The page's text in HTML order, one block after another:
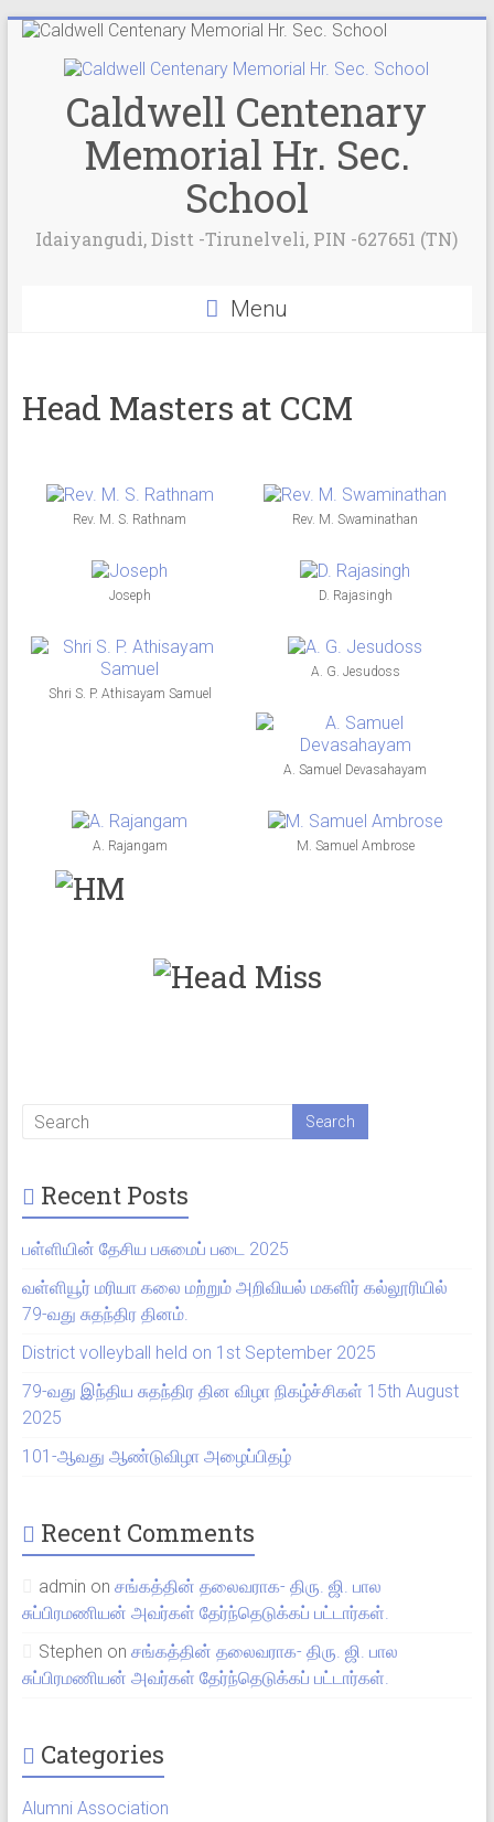
Caldwell Centenary
Memorial Hr. Sec.
School
Idaiyangudi, Distt -Tirunelveli, PIN -627651 (TN)
Menu
Head Masters at CCM
Rev. M. S. Rathnam Rev. M. Swaminathan
Joseph D. Rajasingh
Shri S. P. Athisayam Samuel
A. G. Jesudoss
A. Samuel Devasahayam
A. Rajangam M. Samuel Ambrose
Recent Posts
பள்ளியின் தேசிய பசுமைப் படை 2025
வள்ளியூர் மரியா கலை மற்றும் அறிவியல் மகளிர் கல்லூரியில்
79-வது சுதந்திர தினம்.
District volleyball held on 1st September 2025
79-வது இந்திய சுதந்திர தின விழா நிகழ்ச்சிகள் 15th August
2025
101-ஆவது ஆண்டுவிழா அழைப்பிதழ்
Recent Comments
admin on சங்கத்தின் தலைவராக- திரு. ஜி. பால
சுப்பிரமணியன் அவர்கள் தேர்ந்தெடுக்கப் பட்டார்கள்.
Stephen on சங்கத்தின் தலைவராக- திரு. ஜி. பால
சுப்பிரமணியன் அவர்கள் தேர்ந்தெடுக்கப் பட்டார்கள்.
Categories
Alumni Association